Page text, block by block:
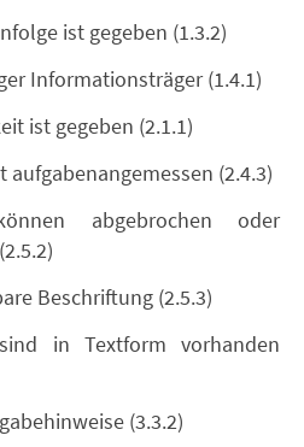
ist gegeben (1.3.2)
Informationsträger (1.4.1)
ist gegeben (2.1.1)
(2.4.3)
abgebrochen oder
Beschriftung (2.5.3)
in Textform vorhanden
(3.3.2)